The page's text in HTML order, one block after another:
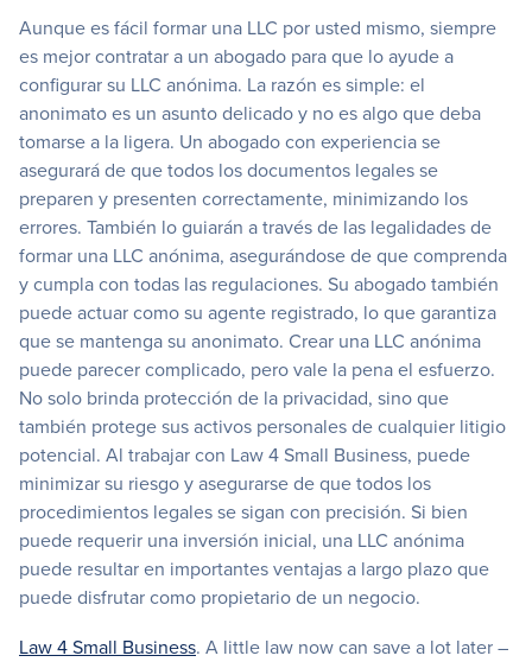
Aunque es fácil formar una LLC por usted mismo, siempre
es mejor contratar a un abogado para que lo ayude a
configurar su LLC anónima. La razón es simple: el
anonimato es un asunto delicado y no es algo que deba
tomarse a la ligera. Un abogado con experiencia se
asegurará de que todos los documentos legales se
preparen y presenten correctamente, minimizando los
errores. También lo guiarán a través de las legalidades de
formar una LLC anónima, asegurándose de que comprenda
y cumpla con todas las regulaciones. Su abogado también
puede actuar como su agente registrado, lo que garantiza
que se mantenga su anonimato. Crear una LLC anónima
puede parecer complicado, pero vale la pena el esfuerzo.
No solo brinda protección de la privacidad, sino que
también protege sus activos personales de cualquier litigio
potencial. Al trabajar con Law 4 Small Business, puede
minimizar su riesgo y asegurarse de que todos los
procedimientos legales se sigan con precisión. Si bien
puede requerir una inversión inicial, una LLC anónima
puede resultar en importantes ventajas a largo plazo que
puede disfrutar como propietario de un negocio.
Law 4 Small Business. A little law now can save a lot later –